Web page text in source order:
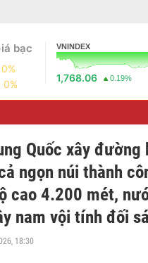
bạc
0%
0%
VNINDEX
1,768.06 0.19%
Quốc xây đường
ngọn núi thành
cao 4.200 mét,
nam vội tính đối
18:30